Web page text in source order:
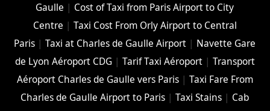
Gaulle | Cost of Taxi from Paris Airport to City
Centre | Taxi Cost From Orly Airport to Central
Paris |Taxi at Charles de Gaulle Airport | Navette Gare
de Lyon Aéroport CDG | Tarif Taxi Aéroport| Transport
Aéroport Charles de Gaulle vers Paris| Taxi Fare From
Charles de Gaulle Airport to Paris |Taxi Stains | Cab